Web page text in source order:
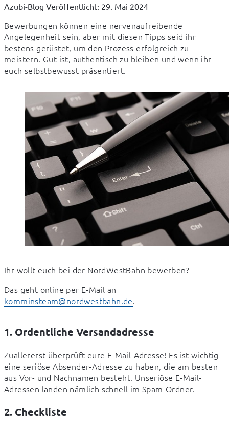
Azubi-Blog Veröffentlicht: 29. Mai 2024
Bewerbungen können eine nervenaufreibende
Angelegenheit sein, aber mit diesen Tipps seid ihr
bestens gerüstet, um den Prozess erfolgreich zu
meistern. Gut ist, authentisch zu bleiben und wenn ihr
euch selbstbewusst präsentiert.
Ihr wollt euch bei der NordWestBahn bewerben?
komminsteam@nordwestbahn.de.
1. Ordentliche Versandadresse
Zuallererst überprüft eure E-Mail-Adresse! Es ist wichtig
eine seriöse Absender-Adresse zu haben, die am besten
aus Vor- und Nachnamen besteht. Unseriöse E-Mail-
Adressen landen nämlich schnell im Spam-Ordner.
2. Checkliste